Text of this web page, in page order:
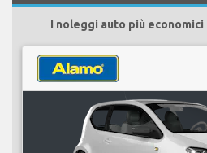
I noleggi auto più